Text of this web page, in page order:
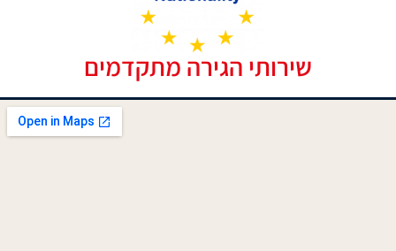
שירותי הגירה מתקדמים